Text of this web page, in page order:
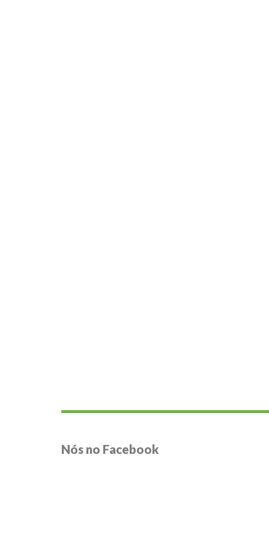
Nós no Facebook